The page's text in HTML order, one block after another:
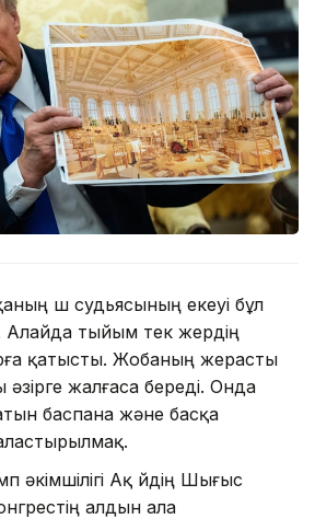
үш судьясының екеуі бұл
Алайда тыйым тек жердің
қатысты. Жобаның жерасты
әзірге жалғаса береді. Онда
баспана және басқа
Ақ үйдің Шығыс
алдын ала